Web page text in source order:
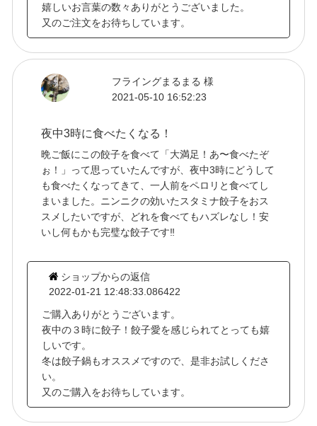
嬉しいお言葉の数々ありがとうございました。
又のご注文をお待ちしています。
フライングまるまる 様
2021-05-10 16:52:23
夜中3時に食べたくなる！
晩ご飯にこの餃子を食べて「大満足！あ〜食べたぞ
ぉ！」って思っていたんですが、夜中3時にどうして
も食べたくなってきて、一人前をペロリと食べてし
まいました。ニンニクの効いたスタミナ餃子をおス
スメしたいですが、どれを食べてもハズレなし！安
いし何もかも完璧な餃子です‼️
ショップからの返信
2022-01-21 12:48:33.086422
ご購入ありがとうございます。
夜中の３時に餃子！餃子愛を感じられてとっても嬉
しいです。
冬は餃子鍋もオススメですので、是非お試しくださ
い。
又のご購入をお待ちしています。